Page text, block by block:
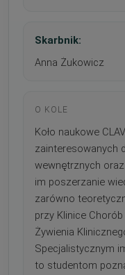
Skarbnik:
Anna Żukowicz
O KOLE
Koło naukowe
zainteresowanych
wewnętrznych
im poszerzanie
zarówno
przy Klinice
Żywienia
Specjalistycznym
to studentom